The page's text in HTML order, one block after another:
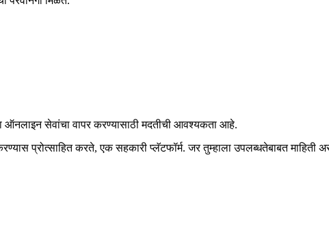
ऑनलाइन सेवांचा वापर करण्यासाठी मदतीची आवश्यकता आहे.
करण्यास प्रोत्साहित करते, एक सहकारी प्लॅटफॉर्म. जर तुम्हाला उपलब्धतेबाबत